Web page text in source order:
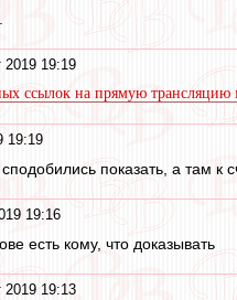
2019 19:19
ссылок на прямую трансляцию
19:19
показать, а там к
19:16
есть кому, что доказывать
2019 19:13